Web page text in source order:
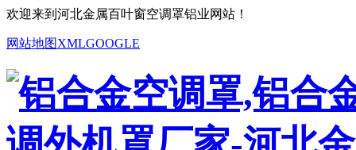
欢迎来到河北金属百叶窗空调罩铝业网站！
网站地图XMLGOOGLE